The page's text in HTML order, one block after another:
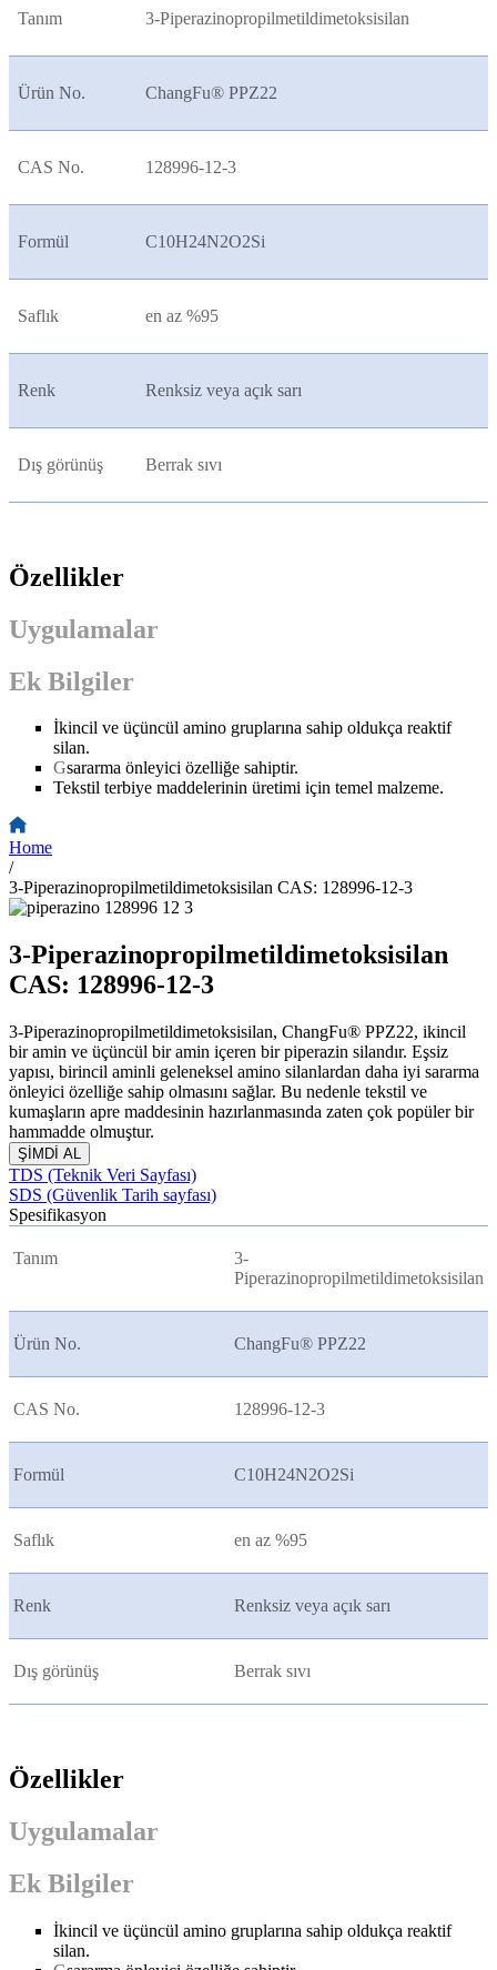
Tanım 3-Piperazinopropilmetildimetoksisilan
Ürün No. ChangFu® PPZ22
CAS No. 128996-12-3
Formül C10H24N2O2Si
Saflık en az %95
Renk Renksiz veya açık sarı
Dış görünüş Berrak sıvı
Özellikler
Uygulamalar
Ek Bilgiler
İkincil ve üçüncül amino gruplarına sahip oldukça reaktif
silan.
Gsararma önleyici özelliğe sahiptir.
Tekstil terbiye maddelerinin üretimi için temel malzeme.
Home
/
3-Piperazinopropilmetildimetoksisilan CAS: 128996-12-3
3-Piperazinopropilmetildimetoksisilan
CAS: 128996-12-3
3-Piperazinopropilmetildimetoksisilan, ChangFu® PPZ22, ikincil
bir amin ve üçüncül bir amin içeren bir piperazin silandır. Eşsiz
yapısı, birincil aminli geleneksel amino silanlardan daha iyi sararma
önleyici özelliğe sahip olmasını sağlar. Bu nedenle tekstil ve
kumaşların apre maddesinin hazırlanmasında zaten çok popüler bir
hammadde olmuştur.
ŞİMDİ AL
TDS (Teknik Veri Sayfası)
SDS (Güvenlik Tarih sayfası)
Spesifikasyon
Tanım
3-
Piperazinopropilmetildimetoksisilan
Ürün No. ChangFu® PPZ22
CAS No. 128996-12-3
Formül C10H24N2O2Si
Saflık en az %95
Renk Renksiz veya açık sarı
Dış görünüş Berrak sıvı
Özellikler
Uygulamalar
Ek Bilgiler
İkincil ve üçüncül amino gruplarına sahip oldukça reaktif
silan.